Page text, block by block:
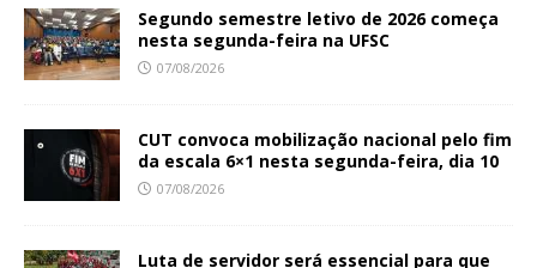
Segundo semestre letivo de 2026 começa
nesta segunda-feira na UFSC
07/08/2026
CUT convoca mobilização nacional pelo fim
da escala 6×1 nesta segunda-feira, dia 10
07/08/2026
Luta de servidor será essencial para que